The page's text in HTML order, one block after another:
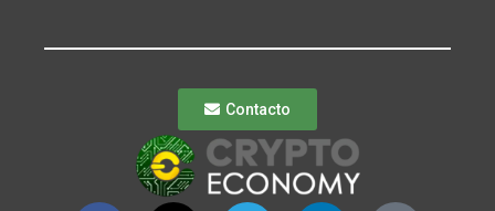
Contacto